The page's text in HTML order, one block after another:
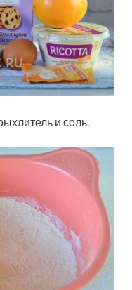
и соль.